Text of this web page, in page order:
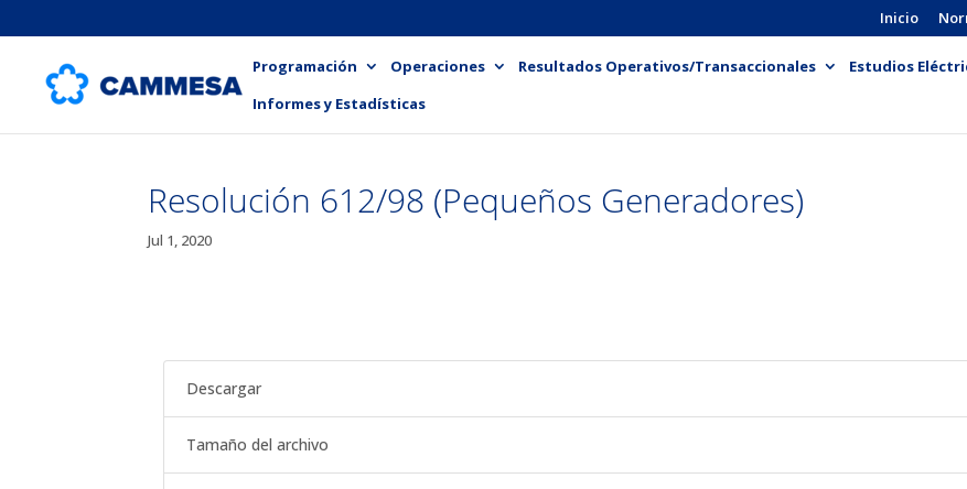
Inicio
Programación Operaciones Resultados Operativos/Transaccionales Estudios
Informes y Estadísticas
Resolución 612/98 (Pequeños Generadores)
Jul 1, 2020
Descargar
Tamaño del archivo